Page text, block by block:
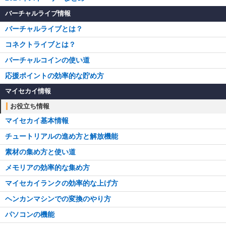
バーチャルライブ情報
バーチャルライブとは？
コネクトライブとは？
バーチャルコインの使い道
応援ポイントの効率的な貯め方
マイセカイ情報
お役立ち情報
マイセカイ基本情報
チュートリアルの進め方と解放機能
素材の集め方と使い道
メモリアの効率的な集め方
マイセカイランクの効率的な上げ方
ヘンカンマシンでの変換のやり方
パソコンの機能